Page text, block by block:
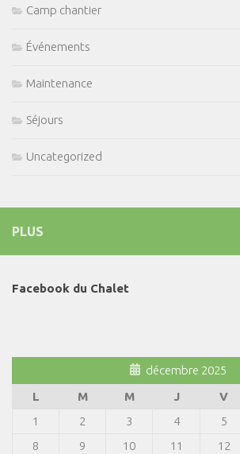
Camp chantier
Événements
Maintenance
Séjours
Uncategorized
PLUS
Facebook du Chalet
décembre 2025
L
M M J V
1
2 3 4 5
8
9 10 11 12